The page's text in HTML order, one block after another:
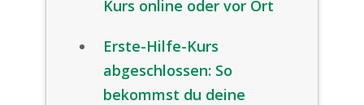
Kurs online oder vor Ort
Erste-Hilfe-Kurs
abgeschlossen: So
bekommst du deine